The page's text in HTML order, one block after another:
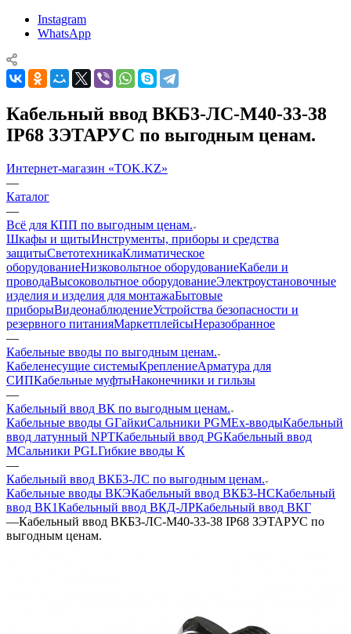
Instagram
WhatsApp
Кабельный ввод ВКБ3-ЛС-M40-33-38
IP68 ЗЭТАРУС по выгодным ценам.
Интернет-магазин «TOK.KZ»
—
Каталог
—
Всё для КПП по выгодным ценам.
Шкафы и щитыИнструменты, приборы и средства
защитыСветотехникаКлиматическое
оборудованиеНизковольтное оборудованиеКабели и
проводаВысоковольтное оборудованиеЭлектроустановочные
изделия и изделия для монтажаБытовые
приборыВидеонаблюдениеУстройства безопасности и
резервного питанияМаркетплейсыНеразобранное
—
Кабельные вводы по выгодным ценам.
Кабеленесущие системыКреплениеАрматура для
СИПКабельные муфтыНаконечники и гильзы
—
Кабельный ввод ВК по выгодным ценам.
Кабельные вводы GГайкиСальники PGMЕх-вводыКабельный
ввод латунный NPTКабельный ввод PGКабельный ввод
МСальники PGLГибкие вводы К
—
Кабельный ввод ВКБ3-ЛС по выгодным ценам.
Кабельные вводы ВКЭКабельный ввод ВКБ3-НСКабельный
ввод ВК1Кабельный ввод ВКД-ЛРКабельный ввод ВКГ
—Кабельный ввод ВКБ3-ЛС-M40-33-38 IP68 ЗЭТАРУС по
выгодным ценам.